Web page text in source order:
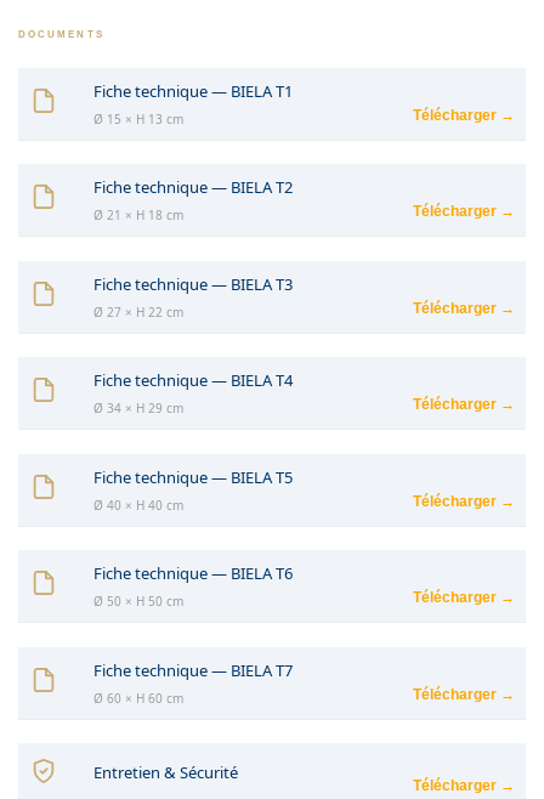
DOCUMENTS
Fiche technique — BIELA T1
Ø 15 × H 13 cm Télécharger →
Fiche technique — BIELA T2
Ø 21 × H 18 cm Télécharger →
Fiche technique — BIELA T3
Ø 27 × H 22 cm Télécharger →
Fiche technique — BIELA T4
Ø 34 × H 29 cm Télécharger →
Fiche technique — BIELA T5
Ø 40 × H 40 cm Télécharger →
Fiche technique — BIELA T6
Ø 50 × H 50 cm Télécharger →
Fiche technique — BIELA T7
Ø 60 × H 60 cm Télécharger →
Entretien & Sécurité
Télécharger →